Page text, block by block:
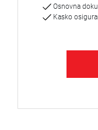
Osnovna
Kasko